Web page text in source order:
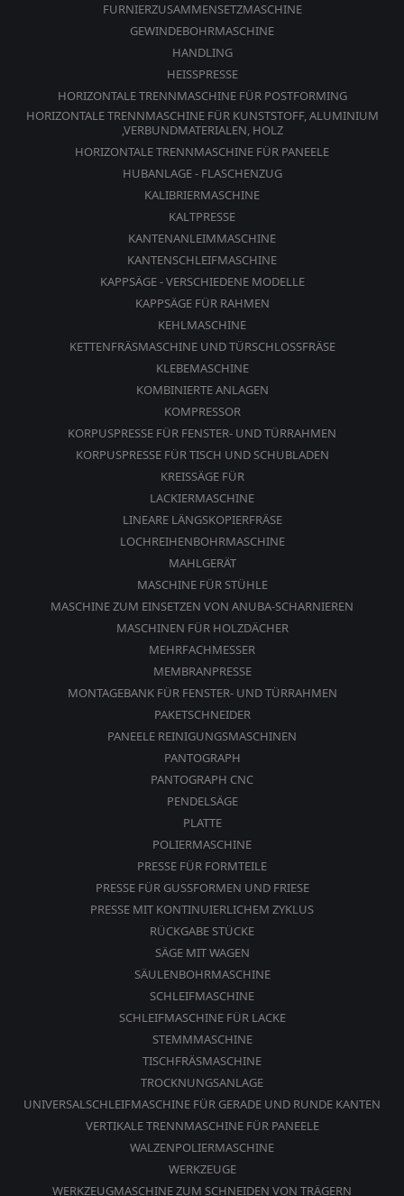
FURNIERZUSAMMENSETZMASCHINE
GEWINDEBOHRMASCHINE
HANDLING
HEISSPRESSE
HORIZONTALE TRENNMASCHINE FÜR POSTFORMING
HORIZONTALE TRENNMASCHINE FÜR KUNSTSTOFF, ALUMINIUM
,VERBUNDMATERIALEN, HOLZ
HORIZONTALE TRENNMASCHINE FÜR PANEELE
HUBANLAGE - FLASCHENZUG
KALIBRIERMASCHINE
KALTPRESSE
KANTENANLEIMMASCHINE
KANTENSCHLEIFMASCHINE
KAPPSÄGE - VERSCHIEDENE MODELLE
KAPPSÄGE FÜR RAHMEN
KEHLMASCHINE
KETTENFRÄSMASCHINE UND TÜRSCHLOSSFRÄSE
KLEBEMASCHINE
KOMBINIERTE ANLAGEN
KOMPRESSOR
KORPUSPRESSE FÜR FENSTER- UND TÜRRAHMEN
KORPUSPRESSE FÜR TISCH UND SCHUBLADEN
KREISSÄGE FÜR
LACKIERMASCHINE
LINEARE LÄNGSKOPIERFRÄSE
LOCHREIHENBOHRMASCHINE
MAHLGERÄT
MASCHINE FÜR STÜHLE
MASCHINE ZUM EINSETZEN VON ANUBA-SCHARNIEREN
MASCHINEN FÜR HOLZDÄCHER
MEHRFACHMESSER
MEMBRANPRESSE
MONTAGEBANK FÜR FENSTER- UND TÜRRAHMEN
PAKETSCHNEIDER
PANEELE REINIGUNGSMASCHINEN
PANTOGRAPH
PANTOGRAPH CNC
PENDELSÄGE
PLATTE
POLIERMASCHINE
PRESSE FÜR FORMTEILE
PRESSE FÜR GUSSFORMEN UND FRIESE
PRESSE MIT KONTINUIERLICHEM ZYKLUS
RÜCKGABE STÜCKE
SÄGE MIT WAGEN
SÄULENBOHRMASCHINE
SCHLEIFMASCHINE
SCHLEIFMASCHINE FÜR LACKE
STEMMMASCHINE
TISCHFRÄSMASCHINE
TROCKNUNGSANLAGE
UNIVERSALSCHLEIFMASCHINE FÜR GERADE UND RUNDE KANTEN
VERTIKALE TRENNMASCHINE FÜR PANEELE
WALZENPOLIERMASCHINE
WERKZEUGE
WERKZEUGMASCHINE ZUM SCHNEIDEN VON TRÄGERN